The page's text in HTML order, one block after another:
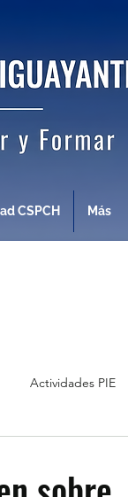
CSPCH Más
Actividades PIE